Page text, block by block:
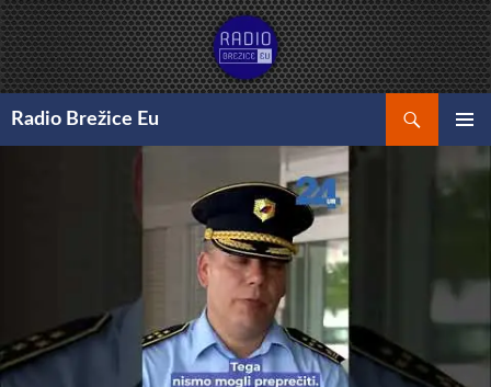
Preskoči
na
vsebino
Radio Brežice Eu
MENI